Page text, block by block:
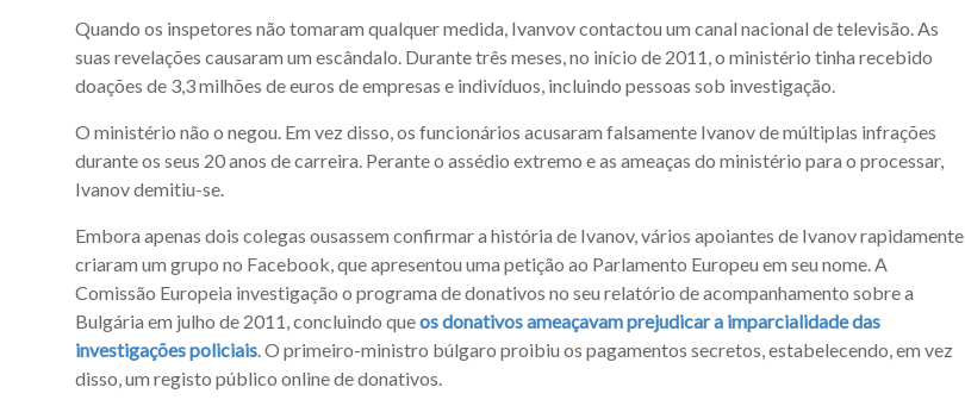
Quando os inspetores não tomaram qualquer medida, Ivanvov contactou um canal nacional de televisão. As
suas revelações causaram um escândalo. Durante três meses, no início de 2011, o ministério tinha recebido
doações de 3,3 milhões de euros de empresas e indivíduos, incluindo pessoas sob investigação.
O ministério não o negou. Em vez disso, os funcionários acusaram falsamente Ivanov de múltiplas infrações
durante os seus 20 anos de carreira. Perante o assédio extremo e as ameaças do ministério para o processar,
Ivanov demitiu-se.
Embora apenas dois colegas ousassem confirmar a história de Ivanov, vários apoiantes de Ivanov rapidamente
criaram um grupo no Facebook, que apresentou uma petição ao Parlamento Europeu em seu nome. A
Comissão Europeia investigação o programa de donativos no seu relatório de acompanhamento sobre a
Bulgária em julho de 2011, concluindo queos donativos ameaçavam prejudicar a imparcialidade das
investigações policiais. O primeiro-ministro búlgaro proibiu os pagamentos secretos, estabelecendo, em vez
disso, um registo público online de donativos.